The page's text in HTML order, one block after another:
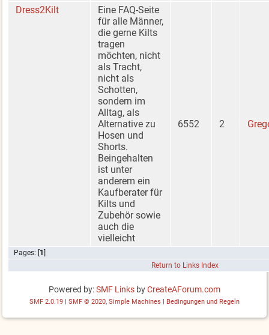
Dress2Kilt
Eine FAQ-Seite
für alle Männer,
die gerne Kilts
tragen
möchten, nicht
als Tracht,
nicht als
Schotten,
sondern im
Alltag, als
Alternative zu
Hosen und
Shorts.
Beingehalten
ist unter
anderem ein
Kaufberater für
Kilts und
Zubehör sowie
auch die
vielleicht
6552 2
Pages: [ 1
Return to Links Index
Powered by:SMF Links byCreateAForum.com
SMF 2.0.19 SMF © 2020, Simple Machines Bedingungen und Regeln